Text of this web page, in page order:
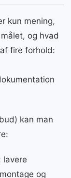
kun mening,
og hvad
fire forhold:
kan man
lavere
og